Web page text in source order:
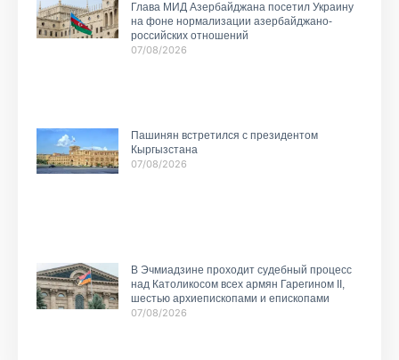
Глава МИД Азербайджана посетил Украину
на фоне нормализации азербайджано-
российских отношений
07/08/2026
Пашинян встретился с президентом
Кыргызстана
07/08/2026
В Эчмиадзине проходит судебный процесс
над Католикосом всех армян Гарегином II,
шестью архиепископами и епископами
07/08/2026